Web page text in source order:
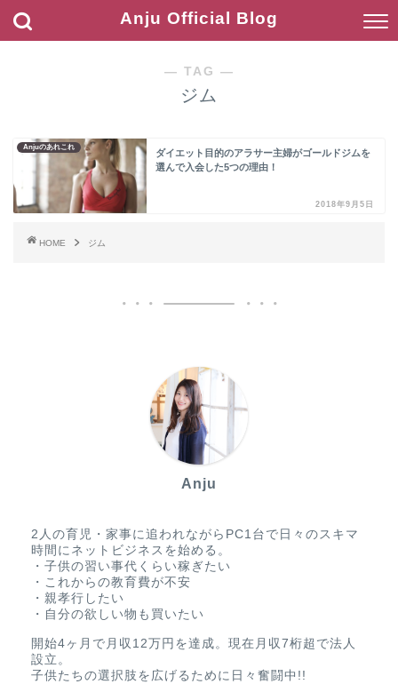
Anju Official Blog
― TAG ―
ジム
Anjuのあれこれ
ダイエット目的のアラサー主婦がゴールドジムを
選んで入会した5つの理由！
2018年9月5日
HOME ジム
Anju
2人の育児・家事に追われながらPC1台で日々のスキマ
時間にネットビジネスを始める。
・子供の習い事代くらい稼ぎたい
・これからの教育費が不安
・親孝行したい
・自分の欲しい物も買いたい
開始4ヶ月で月収12万円を達成。現在月収7桁超で法人
設立。
子供たちの選択肢を広げるために日々奮闘中!!